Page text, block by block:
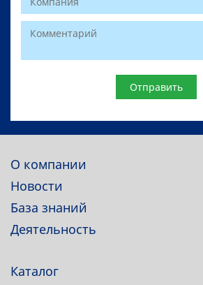
О компании
Новости
База знаний
Деятельность
Каталог